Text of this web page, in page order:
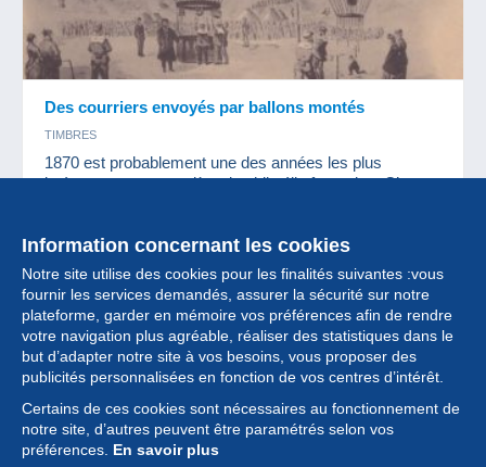
Des courriers envoyés par ballons montés
TIMBRES
1870 est probablement une des années les plus
intéressantes en matière de philatélie française. C’est
de créativité pour acheminer le courrier.
6 juin 2018
Information concernant les cookies
Notre site utilise des cookies pour les finalités suivantes :vous
fournir les services demandés, assurer la sécurité sur notre
plateforme, garder en mémoire vos préférences afin de rendre
votre navigation plus agréable, réaliser des statistiques dans le
but d’adapter notre site à vos besoins, vous proposer des
publicités personnalisées en fonction de vos centres d’intérêt.
Certains de ces cookies sont nécessaires au fonctionnement de
notre site, d’autres peuvent être paramétrés selon vos
préférences. En savoir plus
Collection
Actualités
Fonctionnalités